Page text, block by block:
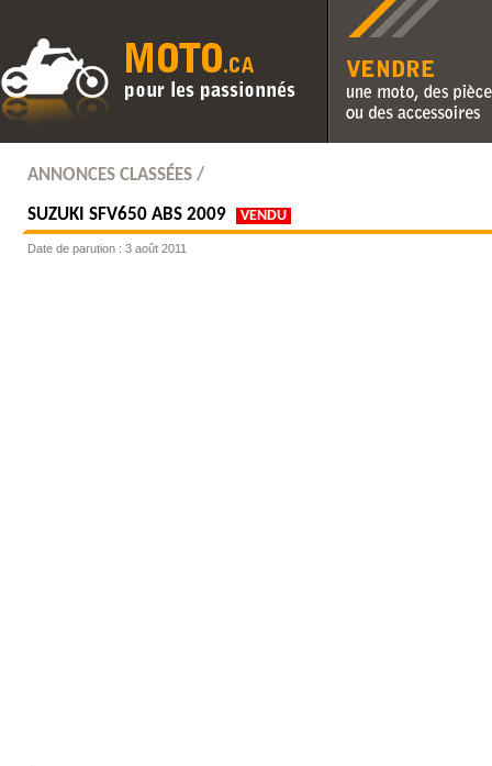
Vendre une moto, des
des accessoires
ANNONCES CLASSÉES /
SUZUKI SFV650 ABS 2009 VENDU
Date de parution : 3 août 2011